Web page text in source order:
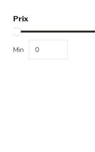
Prix
Min